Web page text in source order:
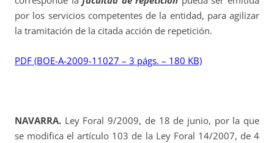
por los servicios competentes de la entidad, para agilizar
la tramitación de la citada acción de repetición.
PDF (BOE-A-2009-11027 – 3 págs. – 180 KB)
NAVARRA. Ley Foral 9/2009, de 18 de junio, por la que
se modifica el artículo 103 de la Ley Foral 14/2007, de 4